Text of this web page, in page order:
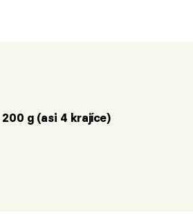
200 g (asi 4 krajíce)